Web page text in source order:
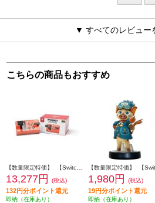
▼ すべてのレビュー
こちらの商品もおすすめ
13,277円 (税込)
132円分ポイント還元
即納（在庫あり）
1,980円 (税込)
19円分ポイント還元
即納（在庫あり）